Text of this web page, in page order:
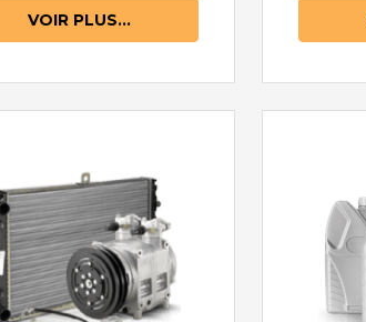
VOIR PLUS...